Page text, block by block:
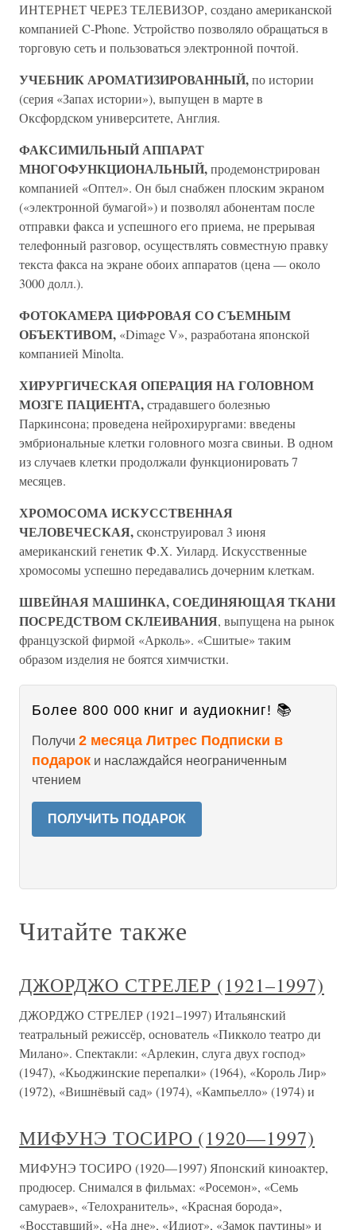
ИНТЕРНЕТ ЧЕРЕЗ ТЕЛЕВИЗОР, создано американской
компанией C-Phone. Устройство позволяло обращаться в
торговую сеть и пользоваться электронной почтой.
УЧЕБНИК АРОМАТИЗИРОВАННЫЙ,по истории
(серия «Запах истории»), выпущен в марте в
Оксфордском университете, Англия.
ФАКСИМИЛЬНЫЙ АППАРАТ
МНОГОФУНКЦИОНАЛЬНЫЙ,продемонстрирован
компанией «Оптел». Он был снабжен плоским экраном
(«электронной бумагой») и позволял абонентам после
отправки факса и успешного его приема, не прерывая
телефонный разговор, осуществлять совместную правку
текста факса на экране обоих аппаратов (цена — около
3000 долл.).
ФОТОКАМЕРА ЦИФРОВАЯ СО СЪЕМНЫМ
ОБЪЕКТИВОМ, «Dimage V», разработана японской
компанией Minolta.
ХИРУРГИЧЕСКАЯ ОПЕРАЦИЯ НА ГОЛОВНОМ
МОЗГЕ ПАЦИЕНТА,страдавшего болезнью
Паркинсона; проведена нейрохирургами: введены
эмбриональные клетки головного мозга свиньи. В одном
из случаев клетки продолжали функционировать 7
месяцев.
ХРОМОСОМА ИСКУССТВЕННАЯ
ЧЕЛОВЕЧЕСКАЯ,сконструировал 3 июня
американский генетик Ф.Х. Уилард. Искусственные
хромосомы успешно передавались дочерним клеткам.
ШВЕЙНАЯ МАШИНКА, СОЕДИНЯЮЩАЯ ТКАНИ
ПОСРЕДСТВОМ СКЛЕИВАНИЯ, выпущена на рынок
французской фирмой «Арколь». «Сшитые» таким
образом изделия не боятся химчистки.
Более 800 000 книг и аудиокниг! 📚
Получи 2 месяца Литрес Подписки в
подарок и наслаждайся неограниченным
чтением
ПОЛУЧИТЬ ПОДАРОК
Читайте также
ДЖОРДЖО СТРЕЛЕР (1921–1997)
ДЖОРДЖО СТРЕЛЕР (1921–1997) Итальянский
театральный режиссёр, основатель «Пикколо театро ди
Милано». Спектакли: «Арлекин, слуга двух господ»
(1947), «Кьоджинские перепалки» (1964), «Король Лир»
(1972), «Вишнёвый сад» (1974), «Кампьелло» (1974) и
МИФУНЭ ТОСИРО (1920—1997)
МИФУНЭ ТОСИРО (1920—1997) Японский киноактер,
продюсер. Снимался в фильмах: «Росемон», «Семь
самураев», «Телохранитель», «Красная борода»,
«Восставший», «На дне», «Идиот», «Замок паутины» и